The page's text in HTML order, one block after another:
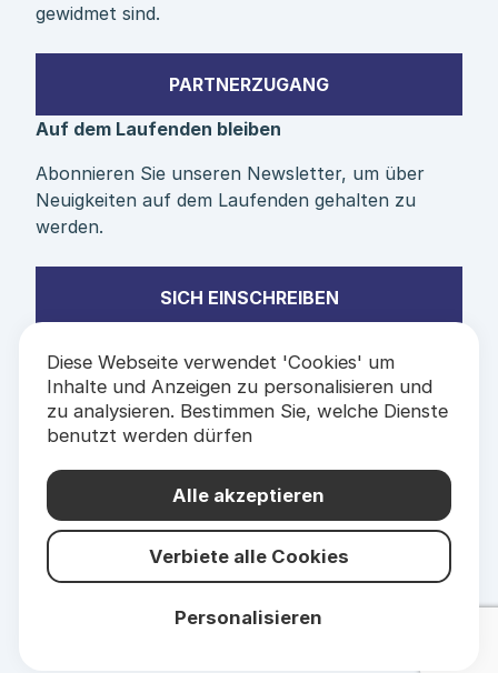
gewidmet sind.
PARTNERZUGANG
Auf dem Laufenden bleiben
Abonnieren Sie unseren Newsletter, um über
Neuigkeiten auf dem Laufenden gehalten zu
werden.
SICH EINSCHREIBEN
ETIKETTEN
Diese Webseite verwendet 'Cookies' um
Inhalte und Anzeigen zu personalisieren und
zu analysieren. Bestimmen Sie, welche Dienste
benutzt werden dürfen
Alle akzeptieren
Verbiete alle Cookies
Personalisieren